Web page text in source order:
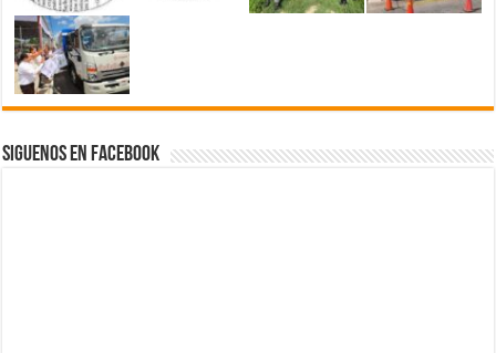
Siguenos en Facebook